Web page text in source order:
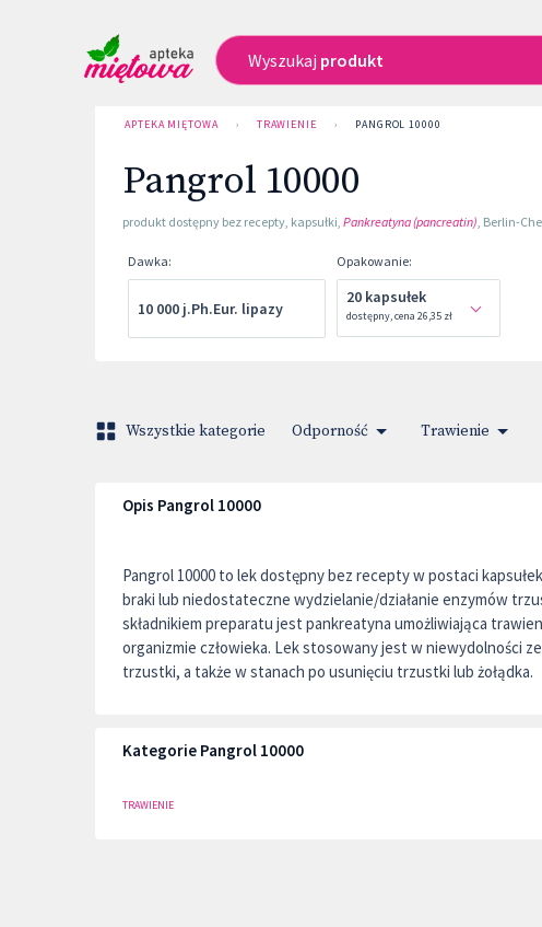
Wyszukaj produkt
APTEKA MIĘTOWA › TRAWIENIE › PANGROL 10000
Pangrol 10000
produkt dostępny bez recepty, kapsułki, Pankreatyna (pancreatin), Berlin-
Dawka:
10 000 j.Ph.Eur. lipazy
Opakowanie:
20 kapsułek
dostępny,cena 26,35 zł
Wszystkie kategorie Odporność Trawienie
Opis Pangrol 10000
Pangrol 10000 to lek dostępny bez recepty w postaci
braki lub niedostateczne wydzielanie/działanie enzymów
składnikiem preparatu jest pankreatyna umożliwiająca
organizmie człowieka. Lek stosowany jest w niewydolności
trzustki, a także w stanach po usunięciu trzustki lub żołądka.
Kategorie Pangrol 10000
TRAWIENIE